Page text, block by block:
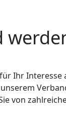
Ihr Interesse
von